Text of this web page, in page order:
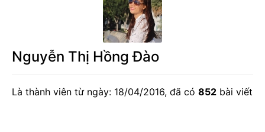
Nguyễn Thị Hồng Đào
Là thành viên từ ngày: 18/04/2016, đã có 852 bài viết